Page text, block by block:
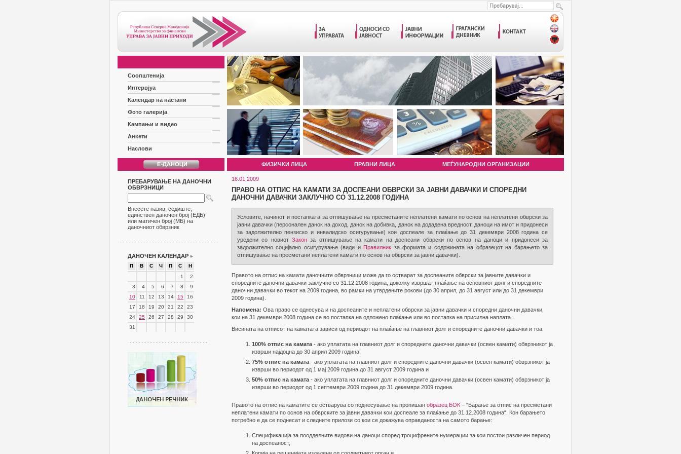
Соопштенија
Интервјуа
Календар на настани
Фото галерија
Кампањи и видео
Анкети
Наслови
ФИЗИЧКИ ЛИЦА ПРАВНИ ЛИЦА МЕЃУНАРОДНИ ОРГАНИЗАЦИИ
ПРЕБАРУВАЊЕ НА ДАНОЧНИ
ОБВРЗНИЦИ
Внесете назив, седиште,
единствен даночен број (ЕДБ)
или матичен број (МБ) на
даночниот обврзник
ДАНОЧЕН КАЛЕНДАР »
П В С Ч П С
Н
1
2
3
4 5 6 7 8
9
10
11 12 13 14 15
16
17
18 19 20 21 22
23
24
25 26 27 28 29
30
31
16.01.2009
ПРАВО НА ОТПИС НА КАМАТИ ЗА ДОСПЕАНИ ОБВРСКИ ЗА ЈАВНИ ДАВАЧКИ И СПОРЕДНИ
ДАНОЧНИ ДАВАЧКИ ЗАКЛУЧНО СО 31.12.2008 ГОДИНА
Условите, начинот и постапката за отпишување на пресметаните неплатени камати по основ на неплатени обврски за
јавни давачки (персонален данок на доход, данок на добивка, данок на додадена вредност, даноци на имот и придонеси
за задолжително пензиско и инвалидско осигурување) кои доспеале за плаќање до 31 декември 2008 година се
уредени со новиотЗаконза отпишување на камати на доспеани обврски по основ на даноци и придонеси за
задолжително социјално осигурување (види и Правилник за формата и содржината на образецот на барањето за
отпишување на пресметани неплатени камати по основ на обврски за јавни давачки).
Правото на отпис на камати даночните обврзници може да го остварат за доспеаните обврски за јавните давачки и
споредните даночни давачки заклучно со 31.12.2008 година, доколку извршат плаќање на основниот долг и споредните
даночни давачки во текот на 2009 година, во рамки на утврдените рокови (до 30 април, до 31 август или до 31 декември
2009 година).
Напомена: Ова право се однесува и на доспеаните и неплатени обврски за јавни давачки и споредни даночни давачки,
кои на 31 декември 2008 година се во постапка на одложено плаќање или во постапка на присилна наплата.
Висината на отписот на каматата зависи од периодот на плаќање на главниот долг и споредните даночни давачки и тоа:
100% отпис на камата - ако уплатата на главниот долг и споредните даночни давачки (освен камати) обврзникот ја
изврши најдоцна до 30 април 2009 година;
75% отпис на камата - ако уплатата на главниот долг и споредните даночни давачки (освен камати) обврзникот ја
изврши во периодот од 1 мај 2009 година до 31 август 2009 година и
50% отпис на камата - ако уплатата на главниот долг и споредните даночни давачки (освен камати) обврзникот ја
изврши во периодот од 1 септември 2009 година до 31 декември 2009 година.
Правото на отпис на каматите се остварува со поднесување на пропишан образец БОК – “Барање за отпис на пресметани
неплатени камати по основ на обврските за јавни давачки кои доспеале за плаќање до 31.12.2008 година“. Кон барањето
потребно е да се поднесат и следните прилози со кои се докажува оправданоста на самото барање:
Спецификација за поодделните видови на даноци според троцифрените нумерации за кои постои различен период
на доспеаност,